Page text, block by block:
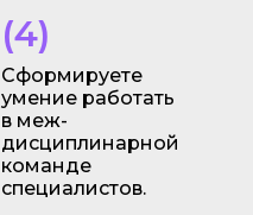
Сформируете
умение работать
в меж-
дисциплинарной
команде
специалистов.
(4)